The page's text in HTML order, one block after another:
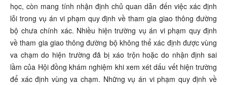
học, còn mang tính nhận định chủ quan dẫn đến việc xác định
lỗi trong vụ án vi phạm quy định về tham gia giao thông đường
bộ chưa chính xác. Nhiều hiện trường vụ án vi phạm quy định
về tham gia giao thông đường bộ không thể xác định được vùng
va chạm do hiện trường đã bị xáo trộn hoặc do nhận định sai
lầm của Hội đồng khám nghiệm khi xem xét dấu vết hiện trường
để xác định vùng va chạm. Những vụ án vi phạm quy định về